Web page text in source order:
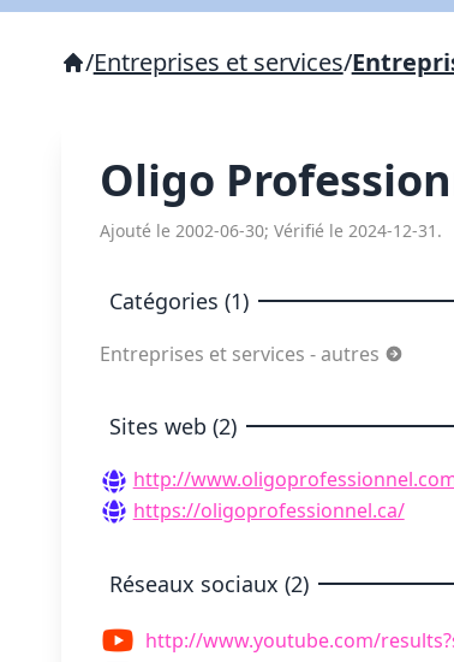
/Entreprises et services/
Oligo
Ajouté le 2002-06-30; Vérifié le 2024-12-31.
Catégories (1)
Entreprises et services - autres
Sites web (2)
http://
https://oligoprofessionnel.ca/
Réseaux sociaux (2)
http://www.youtube.com/